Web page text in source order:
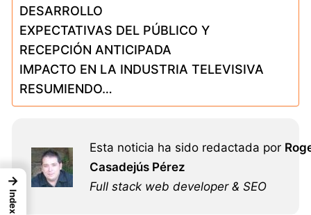
DESARROLLO
EXPECTATIVAS DEL PÚBLICO Y
RECEPCIÓN ANTICIPADA
IMPACTO EN LA INDUSTRIA TELEVISIVA
RESUMIENDO…
Esta noticia ha sido redactada por
Casadejús Pérez
Full stack web developer & SEO
→
Index